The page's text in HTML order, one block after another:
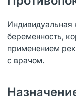
Индивидуальная
беременность,
применением
с врачом.